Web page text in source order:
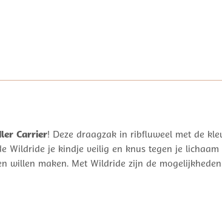
Carrier! Deze draagzak in ribfluweel met de
Wildride je kindje veilig en knus tegen je
willen maken. Met Wildride zijn de